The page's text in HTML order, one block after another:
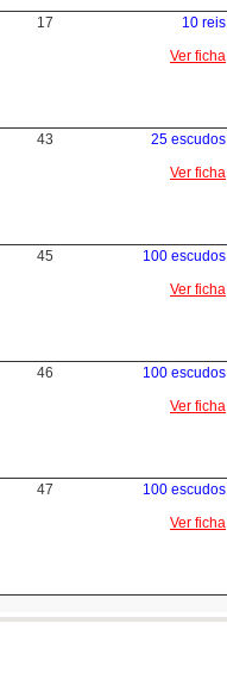
17
10 reis
Ver ficha
43
25 escudos
Ver ficha
45
100 escudos
Ver ficha
46
100 escudos
Ver ficha
47
100 escudos
Ver ficha